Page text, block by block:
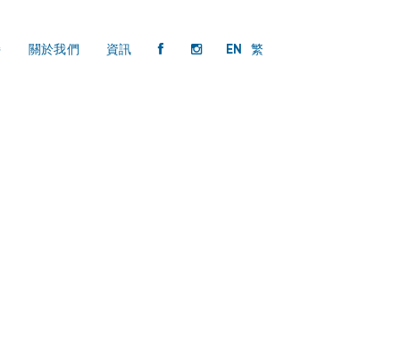
關於我們 資訊 EN 繁